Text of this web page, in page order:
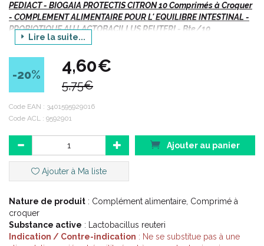
PEDIACT - BIOGAIA PROTECTIS CITRON 10 Comprimés à Croquer
- COMPLEMENT ALIMENTAIRE POUR L' EQUILIBRE INTESTINAL -
PROBIOTIQUE AU LACTOBACILLUS REUTERI - Bte/10
Indications :
Equilibre intestinal.
Adapté aux enfants en âge de croquer et à l’ adulte.
allaitement.
Description :
LeLactobacillus reuteriProtectis (DSM 17938) est l' une des
souches les plus étudiées dans le monde, distribuée dans
Lire la suite...
-20% 4,60€
5,75€
Code EAN : 3401595929016
Code ACL : 9592901
Ajouter au panier
Ajouter à Ma liste
Nature de produit : Complément alimentaire, Comprimé à
croquer
Substance active : Lactobacillus reuteri
Indication / Contre-indication : Ne se substitue pas à une